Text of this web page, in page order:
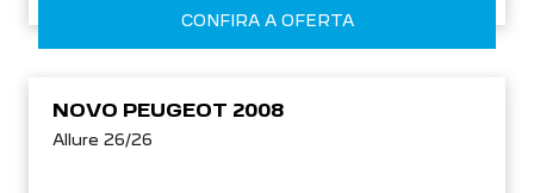
CONFIRA A OFERTA
NOVO PEUGEOT 2008
Allure 26/26